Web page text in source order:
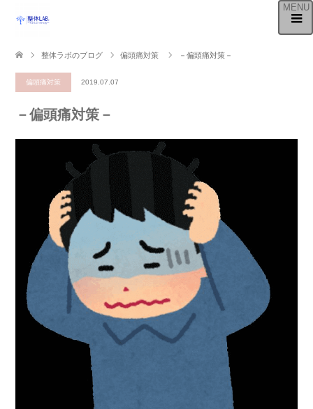
整体ラボのブログ 偏頭痛対策 －偏頭痛対策－
偏頭痛対策 2019.07.07
－偏頭痛対策－